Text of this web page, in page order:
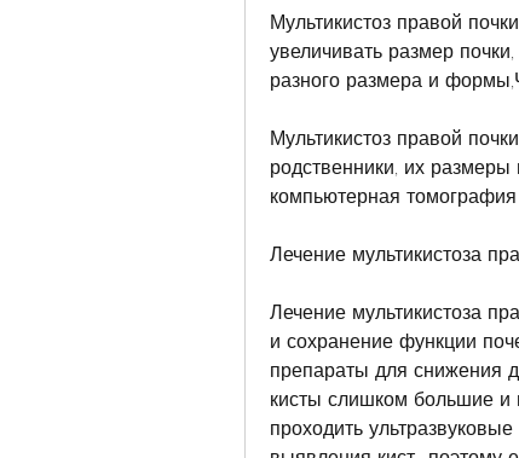
Мультикистоз правой
увеличивать размер
разного размера и
Мультикистоз правой
родственники, их
компьютерная
Лечение мультикистоза
Лечение мультикистоза
и сохранение функции
препараты для снижения
кисты слишком большие и
проходить